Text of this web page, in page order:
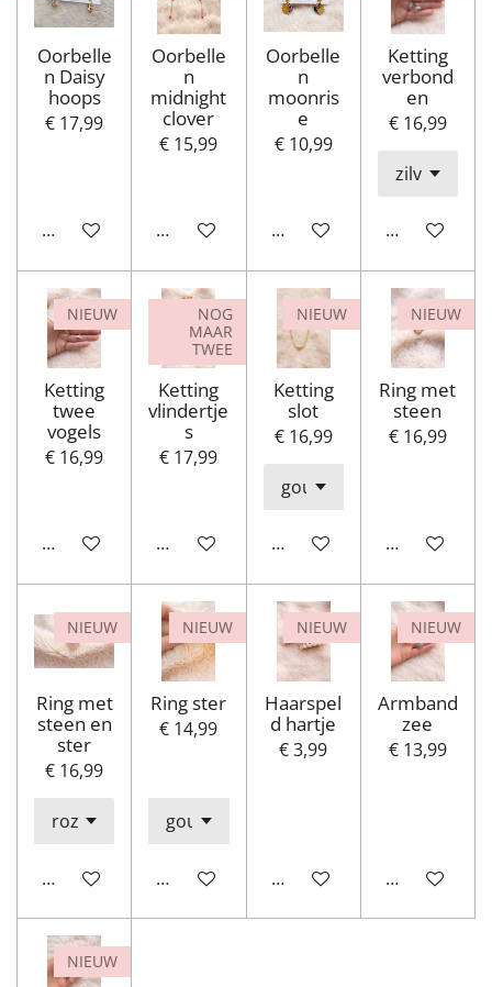
Oorbelle
n Daisy
hoops
€ 17,99
Houd mij op de hoogte
Oorbelle
n
midnight
clover
€ 15,99
In winkelwagen
Oorbelle
n
moonris
e
€ 10,99
In winkelwagen
Ketting
verbond
en
€ 16,99
In
NIEUW
Ketting
twee
vogels
€ 16,99
In winkelwagen
NOG
MAAR
TWEE
Ketting
vlindertje
s
€ 17,99
Houd mij op de hoogte
NIEUW
Ketting
slot
€ 16,99
In winkelwagen
NIEUW
Ring met
steen
€ 16,99
Houd mij
NIEUW
Ring met
steen en
ster
€ 16,99
In winkelwagen
NIEUW
Ring ster
€ 14,99
In winkelwagen
NIEUW
Haarspel
d hartje
€ 3,99
In winkelwagen
NIEUW
Armband
zee
€ 13,99
In
NIEUW